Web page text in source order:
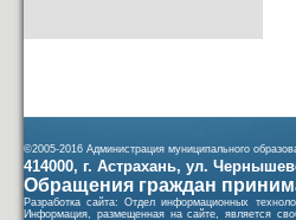
©2005-2016 Администрация муниципального
414000, г. Астрахань, ул.
Обращения граждан
Разработка сайта: Отдел информационных
Информация, размещенная на сайте, является